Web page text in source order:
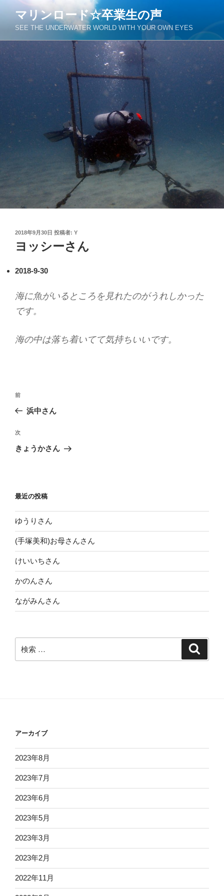
ン
ツ
マリンロード☆卒業生の声
SEE THE UNDERWATER WORLD WITH YOUR OWN EYES
投
稿
日:
2018年9月30日 投稿者: Y
ヨッシーさん
2018-9-30
海に魚がいるところを見れたのがうれしかった
です。
海の中は落ち着いてて気持ちいいです。
投
ビ
ゲ
ン
過
去
投
稿
前
浜中さん
次
の
次
きょうかさん
最近の投稿
ゆうりさん
(手塚美和)お母さんさん
けいいちさん
かのんさん
ながみんさん
索:
アーカイブ
2023年8月
2023年7月
2023年6月
2023年5月
2023年3月
2023年2月
2022年11月